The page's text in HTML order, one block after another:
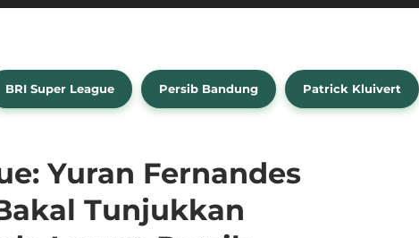
BRI Super League Persib Bandung Patrick Kluivert
Yuran Fernandes
Tunjukkan